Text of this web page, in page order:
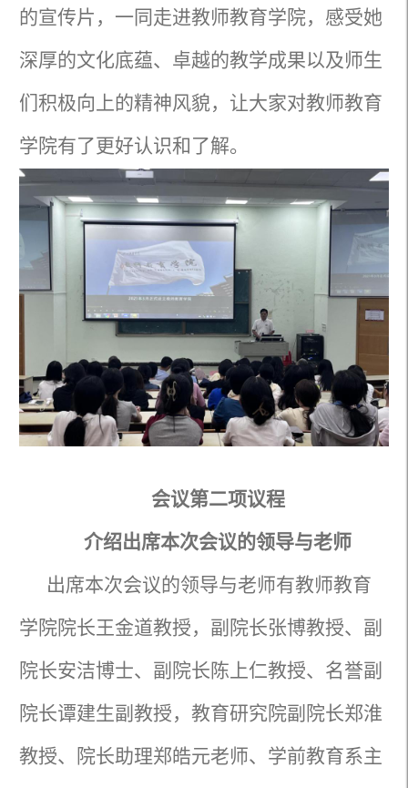
的宣传片，一同走进教师教育学院，感受她
深厚的文化底蕴、卓越的教学成果以及师生
们积极向上的精神风貌，让大家对教师教育
学院有了更好认识和了解。
会议第二项议程
介绍出席本次会议的领导与老师
出席本次会议的领导与老师有教师教育
学院院长王金道教授，副院长张博教授、副
院长安洁博士、副院长陈上仁教授、名誉副
院长谭建生副教授，教育研究院副院长郑淮
教授、院长助理郑皓元老师、学前教育系主